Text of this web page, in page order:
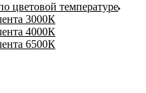
цветовой температуре
3000К
4000К
6500К